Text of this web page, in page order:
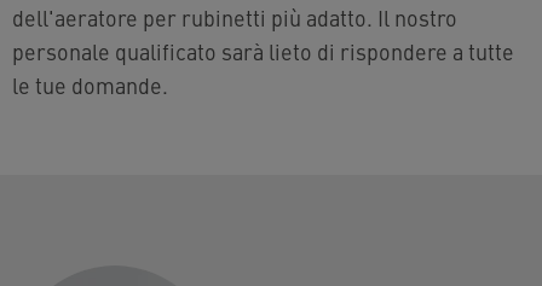
dell'aeratore per rubinetti più adatto. Il nostro
personale qualificato sarà lieto di rispondere a tutte
le tue domande.